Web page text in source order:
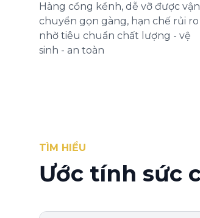
Hàng cồng kềnh, dễ vỡ được vận
chuyển gọn gàng, hạn chế rủi ro
nhờ tiêu chuẩn chất lượng - vệ
sinh - an toàn
TÌM HIỂU
Ước tính sức